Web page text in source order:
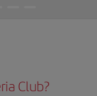
Club?